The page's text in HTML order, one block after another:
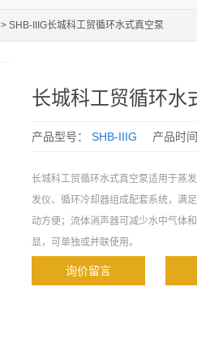
> SHB-IIIG长城科工贸循环水式真空泵
长城科工贸循环水
产品型号： SHB-IIIG 产品时间
长城科工贸循环水式真空泵适用于蒸
发仪、循环冷却器组成配套系统，满
动方便；流体消声器可减少水中气体
显，可单独或并联使用。
询价留言